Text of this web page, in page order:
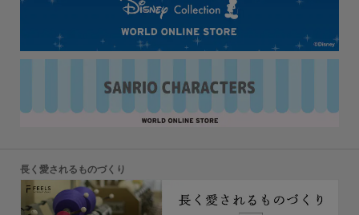
長く愛されるものづくり